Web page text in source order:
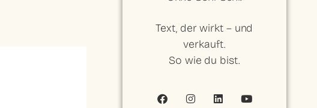
Text, der wirkt – und
verkauft.
So wie du bist.